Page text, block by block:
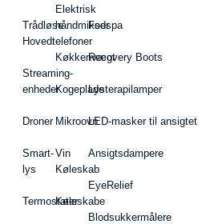
Trådløse
Hovedtelefoner
Streaming-
enheder
Droner
Smart-
lys
Termostater
Elektrisk
håndmikser
Køkkenvægt
Kogeplade
Mikroovn
Vin
Køleskab
Køleskabe
Fodspa
Recovery Boots
Lysterapilamper
LED-masker til ansigtet
Ansigtsdampere
EyeRelief
Blodsukkermålere